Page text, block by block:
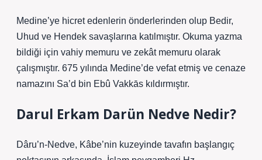
Medine’ye hicret edenlerin önderlerinden olup Bedir,
Uhud ve Hendek savaşlarına katılmıştır. Okuma yazma
bildiği için vahiy memuru ve zekât memuru olarak
çalışmıştır. 675 yılında Medine’de vefat etmiş ve cenaze
namazını Sa’d bin Ebû Vakkās kıldırmıştır.
Darul Erkam Darün Nedve Nedir?
Dâru’n-Nedve, Kâbe’nin kuzeyinde tavafın başlangıç ​​